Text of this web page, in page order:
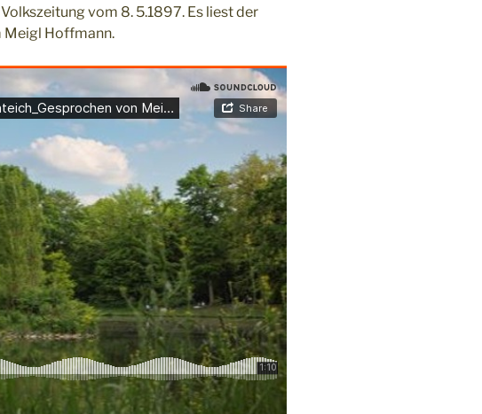
vom 8. 5.1897. Es liest der
Meigl Hoffmann.